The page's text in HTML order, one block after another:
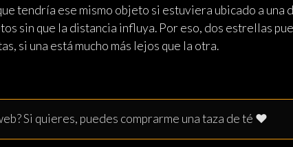
tendría ese mismo objeto si estuviera ubicado a
sin que la distancia influya. Por eso, dos estrellas
si una está mucho más lejos que la otra.
Si quieres, puedes comprarme una taza de té ❤️